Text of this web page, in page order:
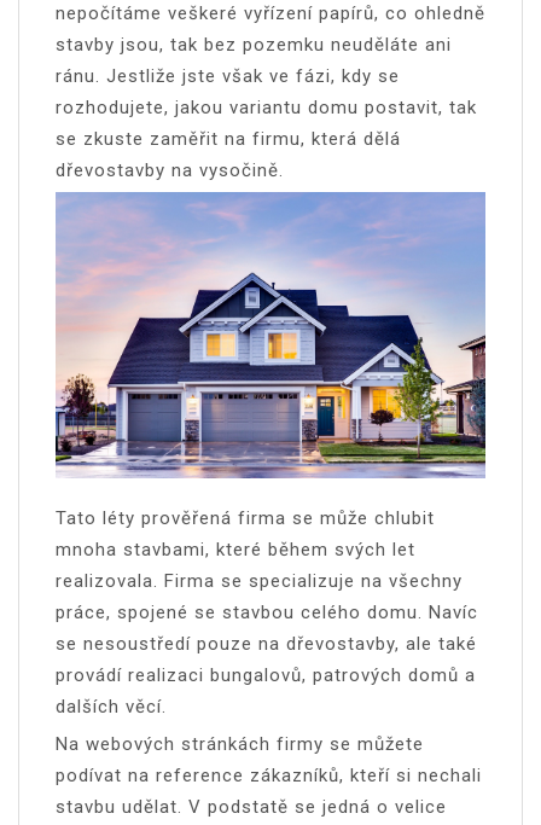
nepočítáme veškeré vyřízení papírů, co ohledně
stavby jsou, tak bez pozemku neuděláte ani
ránu. Jestliže jste však ve fázi, kdy se
rozhodujete, jakou variantu domu postavit, tak
se zkuste zaměřit na firmu, která dělá
dřevostavby na vysočině
Tato léty prověřená firma se může chlubit
mnoha stavbami, které během svých let
realizovala. Firma se specializuje na všechny
práce, spojené se stavbou celého domu. Navíc
se nesoustředí pouze na dřevostavby, ale také
provádí realizaci bungalovů, patrových domů a
dalších věcí.
Na webových stránkách firmy se můžete
podívat na reference zákazníků, kteří si nechali
stavbu udělat. V podstatě se jedná o velice